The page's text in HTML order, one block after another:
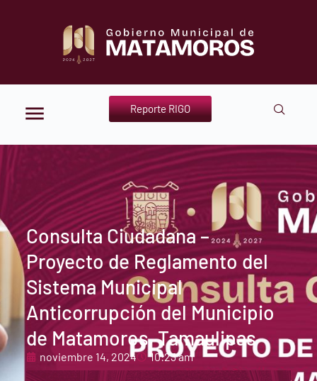
Reporte RIGO
Consulta Ciudadana –
Proyecto de Reglamento del
Sistema Municipal
Anticorrupción del Municipio
de Matamoros, Tamaulipas
noviembre 14, 2024 10:23 am